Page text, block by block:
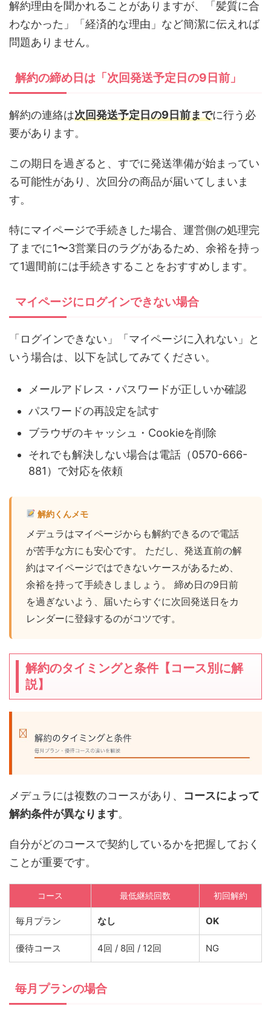
解約理由を聞かれることがありますが、「髪質に合
わなかった」「経済的な理由」など簡潔に伝えれば
問題ありません。
解約の締め日は「次回発送予定日の9日前」
解約の連絡は次回発送予定日の9日前までに行う必
要があります。
この期日を過ぎると、すでに発送準備が始まってい
る可能性があり、次回分の商品が届いてしまいま
す。
特にマイページで手続きした場合、運営側の処理完
了までに1〜3営業日のラグがあるため、余裕を持っ
て1週間前には手続きすることをおすすめします。
マイページにログインできない場合
「ログインできない」「マイページに入れない」と
いう場合は、以下を試してみてください。
メールアドレス・パスワードが正しいか確認
パスワードの再設定を試す
ブラウザのキャッシュ・Cookieを削除
それでも解決しない場合は電話（0570-666-
881）で対応を依頼
解約くんメモ
メデュラはマイページからも解約できるので電話
が苦手な方にも安心です。 ただし、発送直前の解
約はマイページではできないケースがあるため、
余裕を持って手続きしましょう。 締め日の9日前
を過ぎないよう、届いたらすぐに次回発送日をカ
レンダーに登録するのがコツです。
解約のタイミングと条件【コース別に解
説】
メデュラには複数のコースがあり、 コースによって
解約条件が異なります。
自分がどのコースで契約しているかを把握しておく
ことが重要です。
コース 最低継続回数 初回解約
毎月プラン なし OK
優待コース 4回 / 8回 / 12回 NG
毎月プランの場合